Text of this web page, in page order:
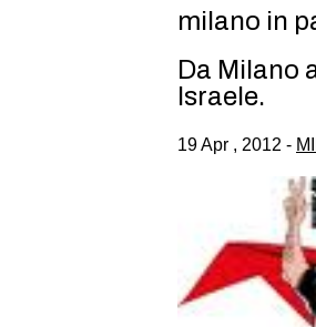
milano in
Da Milano
Israele.
19 Apr , 2012 -